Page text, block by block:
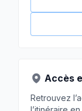
Accès
Retrouvez